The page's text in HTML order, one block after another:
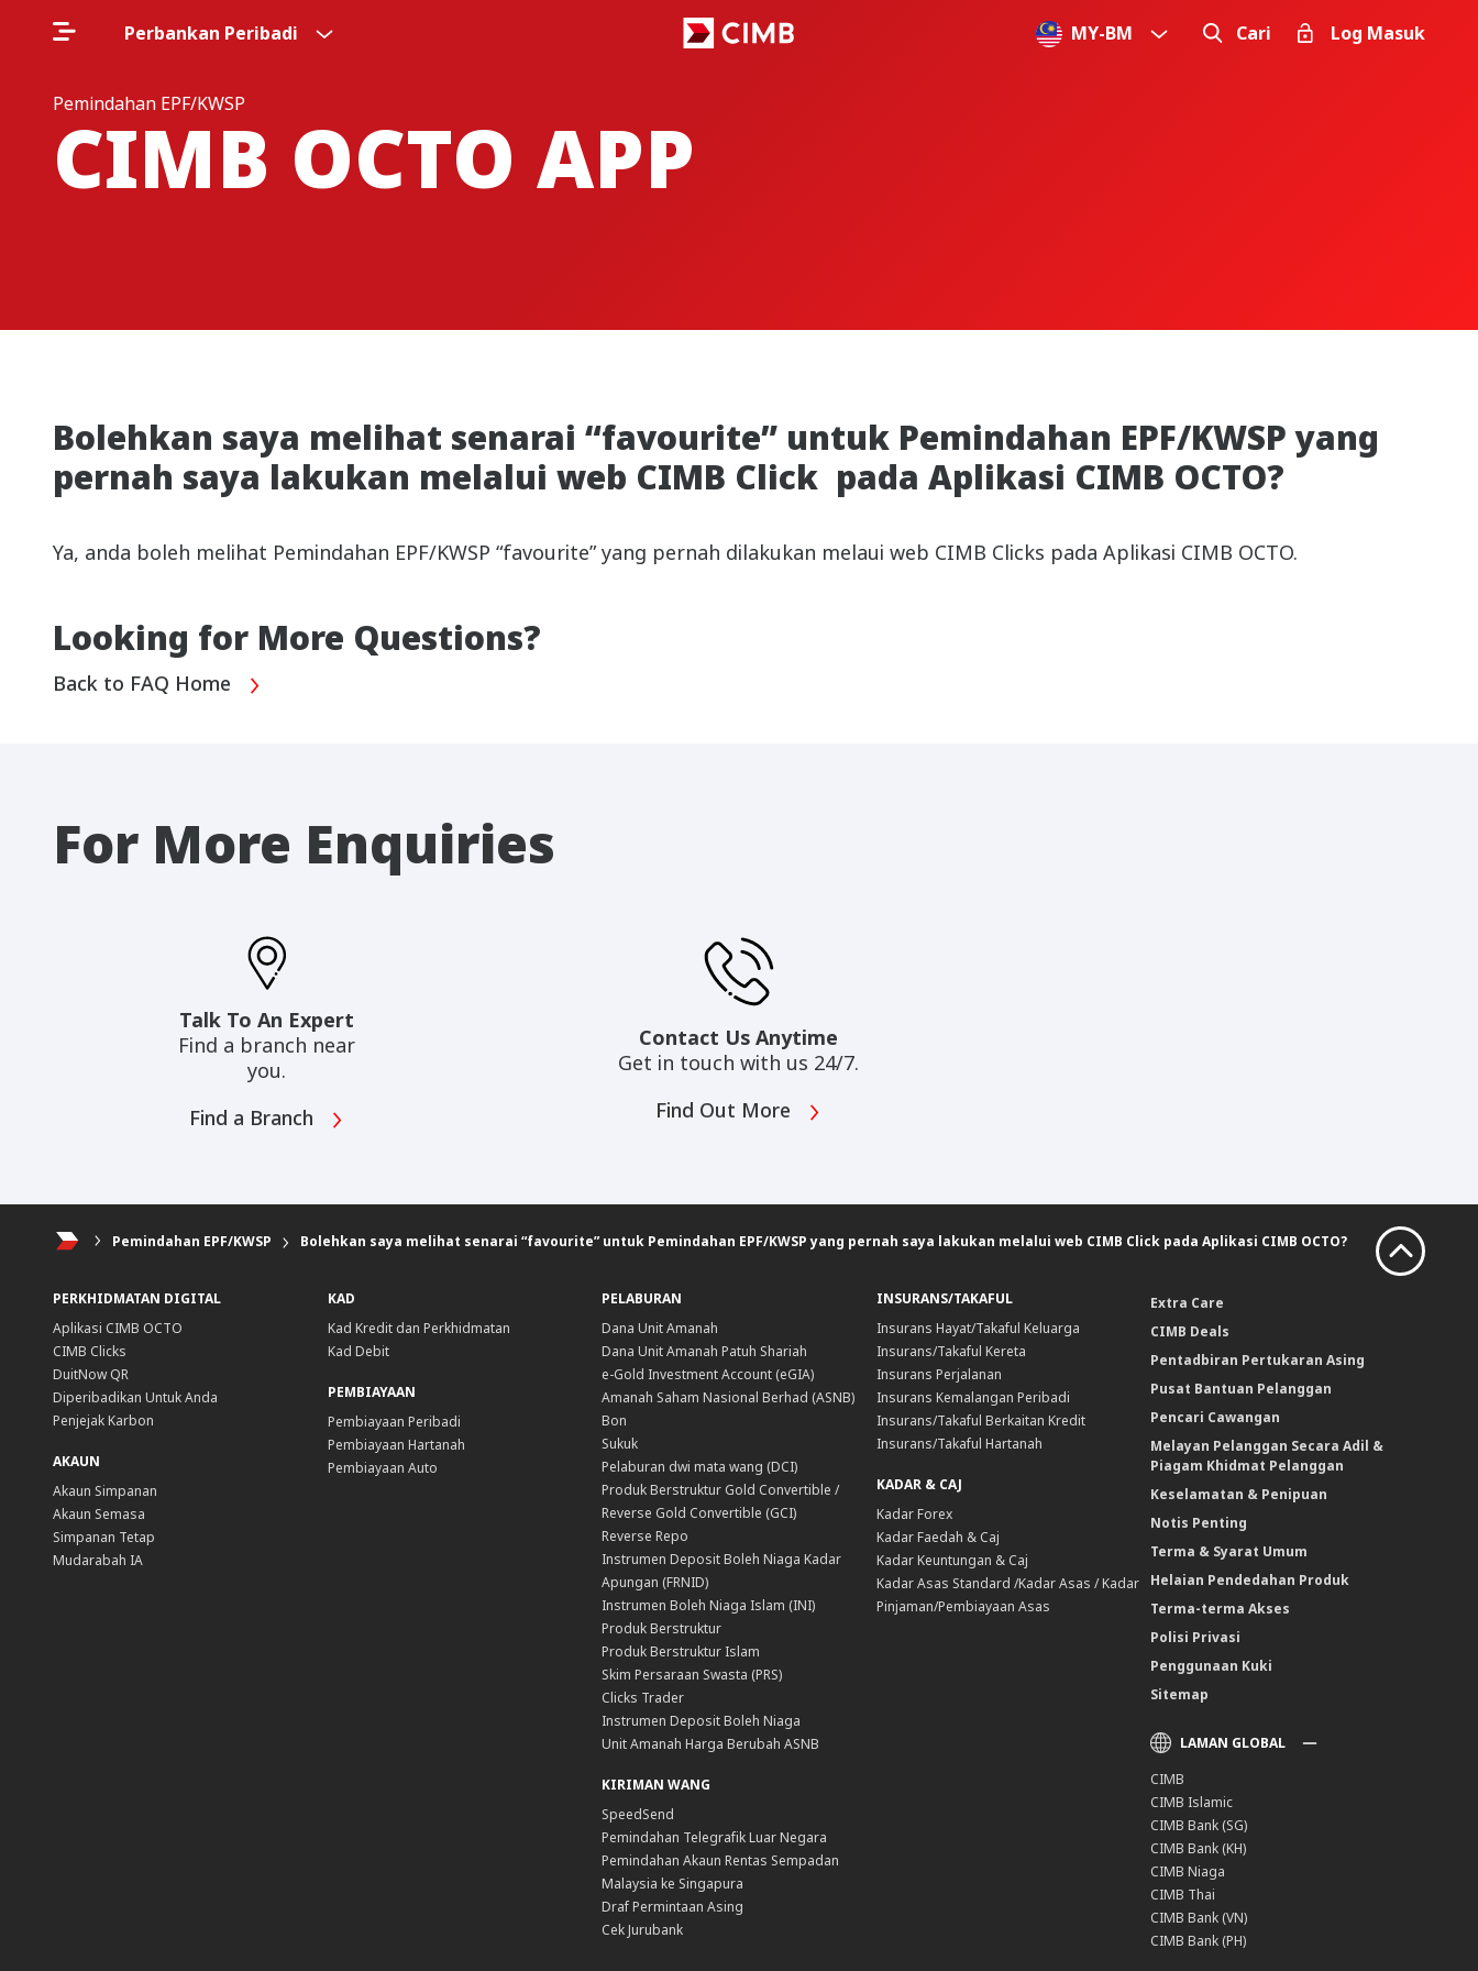
Perbankan Peribadi MY-BM Cari Log Masuk
Pemindahan EPF/KWSP
CIMB OCTO APP
Bolehkan saya melihat senarai “favourite” untuk Pemindahan EPF/KWSP yang
pernah saya lakukan melalui web CIMB Click pada Aplikasi CIMB OCTO?
Ya, anda boleh melihat Pemindahan EPF/KWSP “favourite” yang pernah dilakukan melaui web CIMB Clicks pada Aplikasi CIMB OCTO.
Looking for More Questions?
Back to FAQ Home
For More Enquiries
Talk To An Expert
Find a branch near
you.
Find a Branch
Contact Us Anytime
Get in touch with us 24/7.
Find Out More
Pemindahan EPF/KWSP Bolehkan saya melihat senarai “favourite” untuk Pemindahan EPF/KWSP yang pernah saya lakukan melalui web CIMB Click pada Aplikasi CIMB OCTO?
PERKHIDMATAN DIGITAL
Aplikasi CIMB OCTO
CIMB Clicks
DuitNow QR
Diperibadikan Untuk Anda
Penjejak Karbon
AKAUN
Akaun Simpanan
Akaun Semasa
Simpanan Tetap
Mudarabah IA
KAD
Kad Kredit dan Perkhidmatan
Kad Debit
PEMBIAYAAN
Pembiayaan Peribadi
Pembiayaan Hartanah
Pembiayaan Auto
PELABURAN
Dana Unit Amanah
Dana Unit Amanah Patuh Shariah
e-Gold Investment Account (eGIA)
Amanah Saham Nasional Berhad (ASNB)
Bon
Sukuk
Pelaburan dwi mata wang (DCI)
Produk Berstruktur Gold Convertible /
Reverse Gold Convertible (GCI)
Reverse Repo
Instrumen Deposit Boleh Niaga Kadar
Apungan (FRNID)
Instrumen Boleh Niaga Islam (INI)
Produk Berstruktur
Produk Berstruktur Islam
Skim Persaraan Swasta (PRS)
Clicks Trader
Instrumen Deposit Boleh Niaga
Unit Amanah Harga Berubah ASNB
KIRIMAN WANG
SpeedSend
Pemindahan Telegrafik Luar Negara
Pemindahan Akaun Rentas Sempadan
Malaysia ke Singapura
Draf Permintaan Asing
Cek Jurubank
INSURANS/TAKAFUL
Insurans Hayat/Takaful Keluarga
Insurans/Takaful Kereta
Insurans Perjalanan
Insurans Kemalangan Peribadi
Insurans/Takaful Berkaitan Kredit
Insurans/Takaful Hartanah
KADAR & CAJ
Kadar Forex
Kadar Faedah & Caj
Kadar Keuntungan & Caj
Kadar Asas Standard /Kadar Asas / Kadar
Pinjaman/Pembiayaan Asas
Extra Care
CIMB Deals
Pentadbiran Pertukaran Asing
Pusat Bantuan Pelanggan
Pencari Cawangan
Melayan Pelanggan Secara Adil &
Piagam Khidmat Pelanggan
Keselamatan & Penipuan
Notis Penting
Terma & Syarat Umum
Helaian Pendedahan Produk
Terma-terma Akses
Polisi Privasi
Penggunaan Kuki
Sitemap
LAMAN GLOBAL
CIMB
CIMB Islamic
CIMB Bank (SG)
CIMB Bank (KH)
CIMB Niaga
CIMB Thai
CIMB Bank (VN)
CIMB Bank (PH)